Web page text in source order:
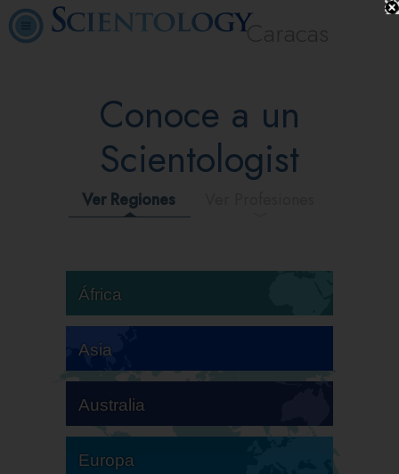
Caracas
Conoce a un
Scientologist
Ver Regiones
África
Asia
Australia
Europa